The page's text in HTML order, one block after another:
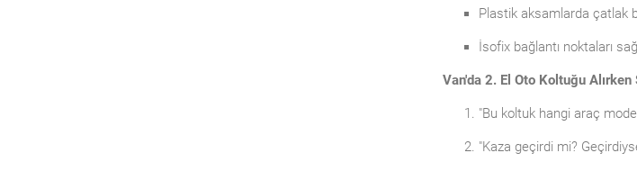
Plastik aksamlarda çatlak
İsofix bağlantı noktaları
Van'da 2. El Oto Koltuğu
"Bu koltuk hangi araç
"Kaza geçirdi mi?